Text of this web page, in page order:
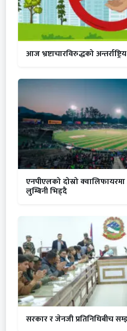
आज भ्रष्टाचारविरुद्धको
एनपीएलको दोस्रो
लुम्बिनी भिड्दै
सरकार र जेनजी प्रतिनिधिबीच